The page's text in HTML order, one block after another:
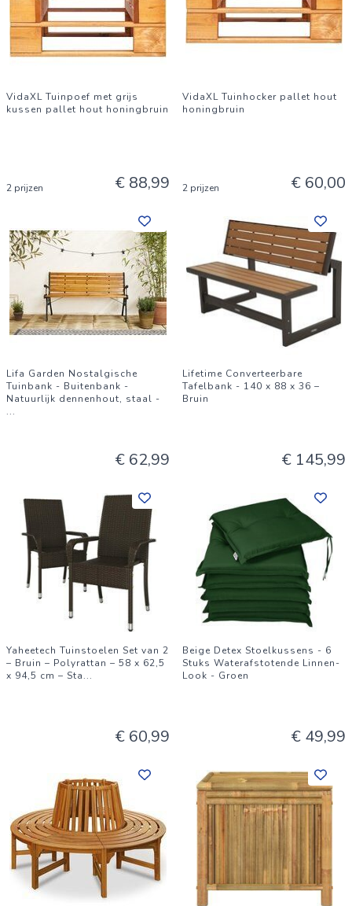
VidaXL Tuinpoef met grijs
kussen pallet hout honingbruin
2 prijzen € 88,99
VidaXL Tuinhocker pallet hout
honingbruin
2 prijzen € 60,00
Lifa Garden Nostalgische
Tuinbank - Buitenbank -
Natuurlijk dennenhout, staal -
...
€ 62,99
Lifetime Converteerbare
Tafelbank - 140 x 88 x 36 –
Bruin
€ 145,99
Yaheetech Tuinstoelen Set van 2
– Bruin – Polyrattan – 58 x 62,5
x 94,5 cm – Sta...
€ 60,99
Beige Detex Stoelkussens - 6
Stuks Waterafstotende Linnen-
Look - Groen
€ 49,99